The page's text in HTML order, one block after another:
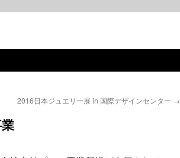
2016日本ジュエリー展 in 国際デザインセンター →